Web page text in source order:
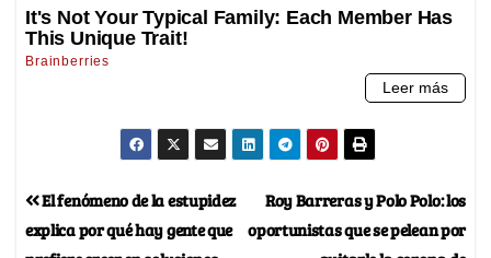
Roy Barreras y Polo Polo: los
oportunistas que se pelean por
El fenómeno de la estupidez
explica por qué hay gente que